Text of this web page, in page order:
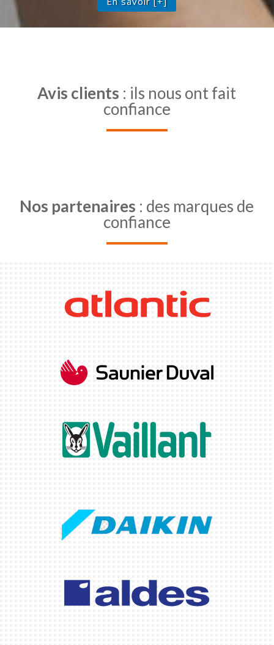
Avis clients : ils nous ont fait
confiance
Nos partenaires : des marques de
confiance